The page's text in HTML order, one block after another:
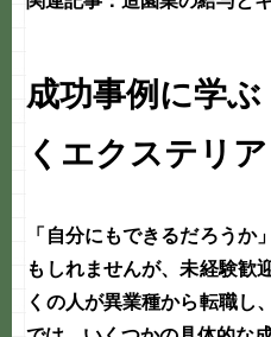
成功事例に学
くエクステリ
「自分にもできるだろう
もしれませんが、未経験歓
くの人が異業種から転職し